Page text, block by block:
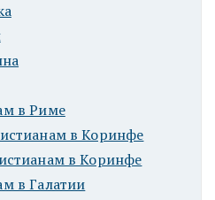
в Риме
в Коринфе
в Коринфе
в Галатии